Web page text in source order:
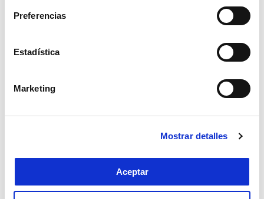
Preferencias
Estadística
Marketing
Mostrar detalles
Aceptar